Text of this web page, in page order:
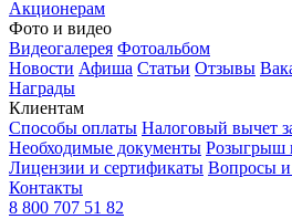
Акционерам
Фото и видео
Видеогалерея Фотоальбом
Новости Афиша Статьи Отзывы
Награды
Клиентам
Способы оплаты Налоговый вычет
Необходимые документы Розыгрыш
Лицензии и сертификаты Вопросы и
Контакты
8 800 707 51 82